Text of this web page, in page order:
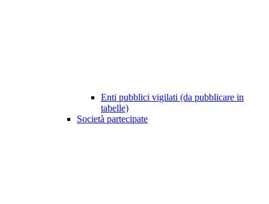
Enti pubblici vigilati (da pubblicare in
tabelle)
Società partecipate